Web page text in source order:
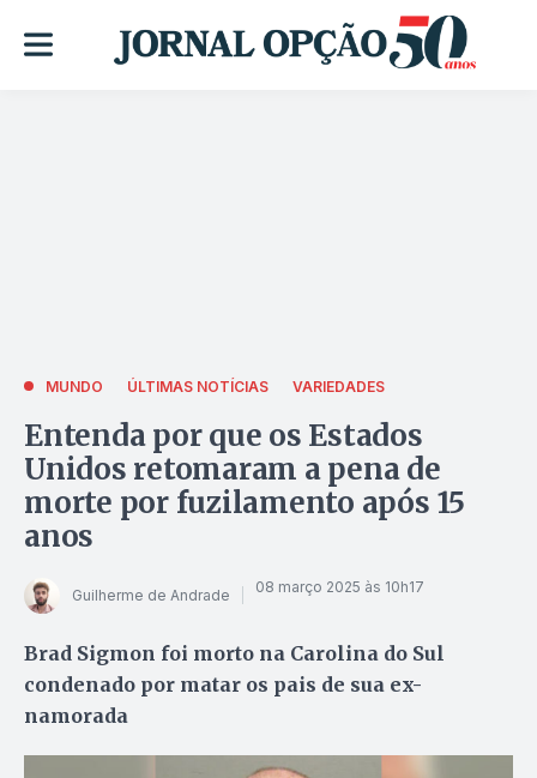
MUNDO ÚLTIMAS NOTÍCIAS VARIEDADES
Entenda por que os Estados
Unidos retomaram a pena de
morte por fuzilamento após 15
anos
Guilherme de Andrade 08 março 2025 às 10h17
Brad Sigmon foi morto na Carolina do Sul
condenado por matar os pais de sua ex-
namorada